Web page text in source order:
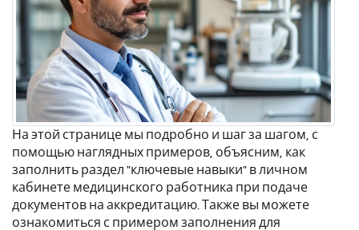
На этой странице мы подробно и шаг за шагом, с
помощью наглядных примеров, объясним, как
заполнить раздел "ключевые навыки" в личном
кабинете медицинского работника при подаче
документов на аккредитацию. Также вы можете
ознакомиться с примером заполнения для